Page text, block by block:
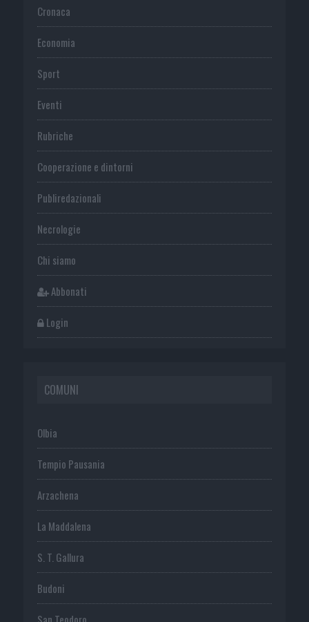
Cronaca
Economia
Sport
Eventi
Rubriche
Cooperazione e dintorni
Publiredazionali
Necrologie
Chi siamo
Abbonati
Login
COMUNI
Olbia
Tempio Pausania
Arzachena
La Maddalena
S. T. Gallura
Budoni